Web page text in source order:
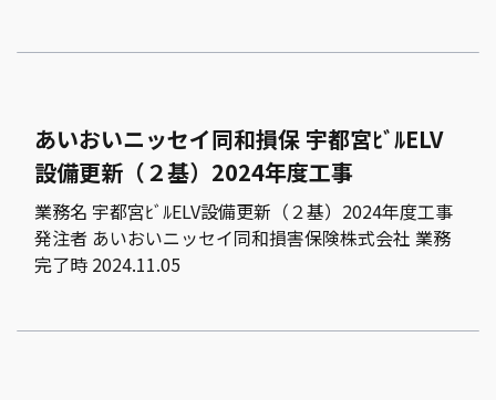
あいおいニッセイ同和損保 宇都宮ﾋﾞﾙELV
設備更新（２基）2024年度工事
業務名 宇都宮ﾋﾞﾙELV設備更新（２基）2024年度工事
発注者 あいおいニッセイ同和損害保険株式会社 業務
完了時 2024.11.05